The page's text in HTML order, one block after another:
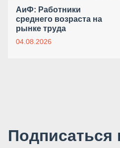
АиФ: Работники
среднего возраста на
рынке труда
04.08.2026
Подписаться